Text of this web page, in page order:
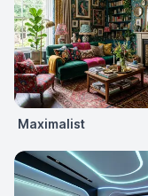
Maximalist